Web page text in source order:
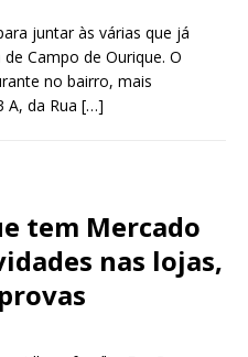
juntar às várias que já
Campo de Ourique. O
no bairro, mais
da Rua […]
tem Mercado
nas lojas,